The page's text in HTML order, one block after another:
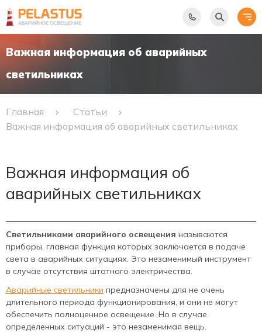
Важная информация об аварийных
светильниках
Главная
Статьи
Важная информация об аварийных светильниках
Важная информация об
аварийных светильниках
Светильниками аварийного освещения называются
приборы, главная функция которых заключается в подаче
света в аварийных ситуациях. Это незаменимый инструмент
в случае отсутствия штатного электричества.
Аварийные светильники предназначены для не очень
длительного периода функционирования, и они не могут
обеспечить полноценное освещение. Но в случае
определенных ситуаций - это незаменимая вещь.